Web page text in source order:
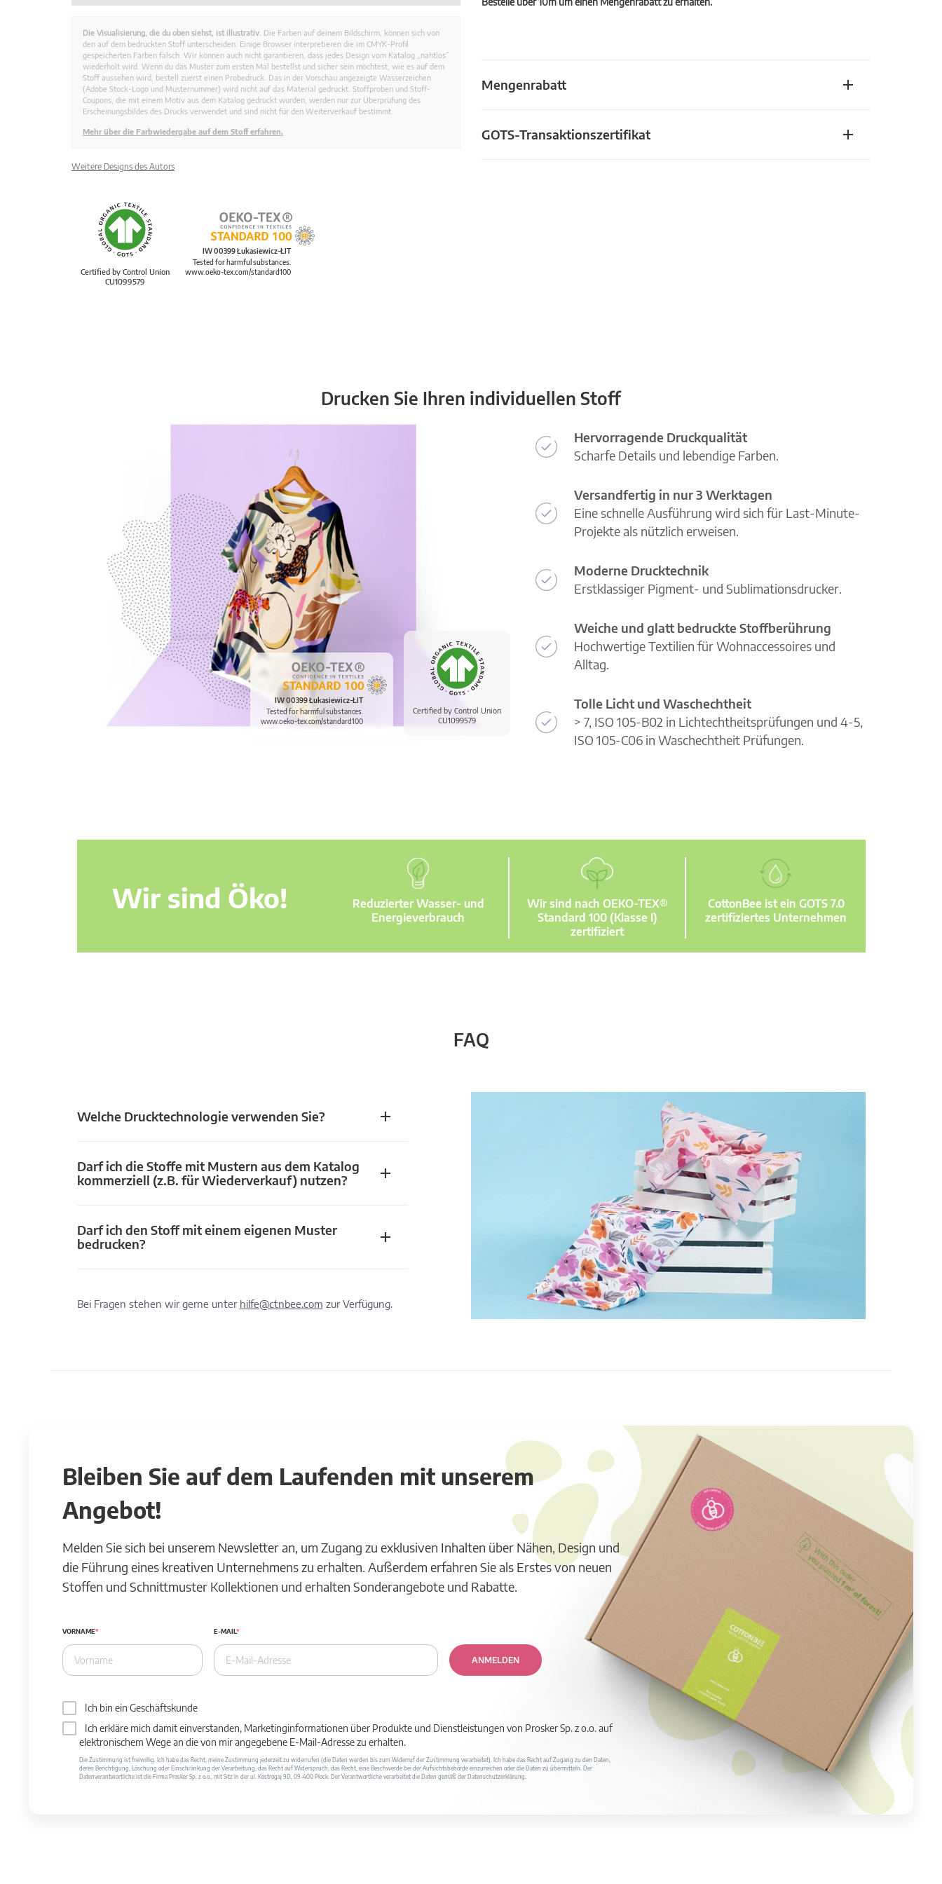
Mengenrabatt
GOTS-Transaktionszertifikat
Die Visualisierung, die du oben siehst, ist illustrativ. Die Farben auf deinem Bildschirm, können sich von
den auf dem bedruckten Stoff unterscheiden. Einige Browser interpretieren die im CMYK-Profil
gespeicherten Farben falsch. Wir können auch nicht garantieren, dass jedes Design vom Katalog „nahtlos”
wiederholt wird. Wenn du das Muster zum ersten Mal bestellst und sicher sein möchtest, wie es auf dem
Stoff aussehen wird, bestell zuerst einen Probedruck. Das in der Vorschau angezeigte Wasserzeichen
(Adobe Stock-Logo und Musternummer) wird nicht auf das Material gedruckt. Stoffproben und Stoff-
Coupons, die mit einem Motiv aus dem Katalog gedruckt wurden, werden nur zur Überprüfung des
Erscheinungsbildes des Drucks verwendet und sind nicht für den Weiterverkauf bestimmt.
Mehr über die Farbwiedergabe auf dem Stoff erfahren.
Weitere Designs des Autors
Certified by Control Union
CU1099579
IW 00399 Łukasiewicz-ŁIT
Tested for harmful substances.
www.oeko-tex.com/standard100
Drucken Sie Ihren individuellen Stoff
Certified by Control Union
CU1099579
IW 00399 Łukasiewicz-ŁIT
Tested for harmful substances.
www.oeko-tex.com/standard100
Hervorragende Druckqualität
Scharfe Details und lebendige Farben.
Versandfertig in nur 3 Werktagen
Eine schnelle Ausführung wird sich für Last-Minute-
Projekte als nützlich erweisen.
Moderne Drucktechnik
Erstklassiger Pigment- und Sublimationsdrucker.
Weiche und glatt bedruckte Stoffberührung
Hochwertige Textilien für Wohnaccessoires und
Alltag.
Tolle Licht und Waschechtheit
> 7, ISO 105-B02 in Lichtechtheitsprüfungen und 4-5,
ISO 105-C06 in Waschechtheit Prüfungen.
Wir sind Öko!
Reduzierter Wasser- und
Energieverbrauch
Wir sind nach OEKO-TEX®
Standard 100 (Klasse I)
zertifiziert
CottonBee ist ein GOTS 7.0
zertifiziertes Unternehmen
FAQ
Welche Drucktechnologie verwenden Sie?
Darf ich die Stoffe mit Mustern aus dem Katalog
kommerziell (z.B. für Wiederverkauf) nutzen?
Darf ich den Stoff mit einem eigenen Muster
bedrucken?
Bei Fragen stehen wir gerne unter hilfe@ctnbee.com zur Verfügung.
Bleiben Sie auf dem Laufenden mit unserem
Angebot!
Melden Sie sich bei unserem Newsletter an, um Zugang zu exklusiven Inhalten über Nähen, Design und
die Führung eines kreativen Unternehmens zu erhalten. Außerdem erfahren Sie als Erstes von neuen
Stoffen und Schnittmuster Kollektionen und erhalten Sonderangebote und Rabatte.
VORNAME E-MAIL
ANMELDEN
Ich bin ein Geschäftskunde
Ich erkläre mich damit einverstanden, Marketinginformationen über Produkte und Dienstleistungen von Prosker Sp. z o.o. auf
elektronischem Wege an die von mir angegebene E-Mail-Adresse zu erhalten.
Die Zustimmung ist freiwillig. Ich habe das Recht, meine Zustimmung jederzeit zu widerrufen (die Daten werden bis zum Widerruf der Zustimmung verarbeitet). Ich habe das Recht auf Zugang zu den Daten,
deren Berichtigung, Löschung oder Einschränkung der Verarbeitung, das Recht auf Widerspruch, das Recht, eine Beschwerde bei der Aufsichtsbehörde einzureichen oder die Daten zu übermitteln. Der
Datenverantwortliche ist die Firma Prosker Sp. z o.o., mit Sitz in der ul. Kostrogaj 9D, 09-400 Płock. Der Verantwortliche verarbeitet die Daten gemäß der Datenschutzerklärung.